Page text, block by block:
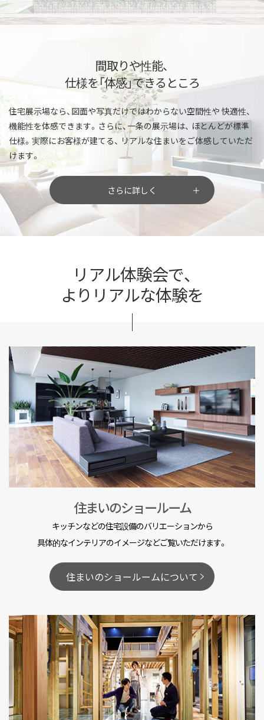
間取りや性能、
仕様を「体感」できるところ
住宅展示場なら、図面や写真だけではわからない空間性や 快適性、
機能性を体感できます。さらに、一条の展示場は、 ほとんどが標準
仕様。実際にお客様が建てる、 リアルな住まいをご体感していただ
けます。
さらに詳しく
リアル体験会で、
よりリアルな体験を
住まいのショールーム
キッチンなどの住宅設備のバリエーションから
具体的なインテリアのイメージなどご覧いただけます。
住まいのショールームについて